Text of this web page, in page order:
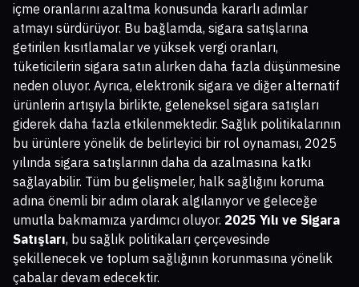
içme oranlarını azaltma konusunda kararlı adımlar
atmayı sürdürüyor. Bu bağlamda, sigara satışlarına
getirilen kısıtlamalar ve yüksek vergi oranları,
tüketicilerin sigara satın alırken daha fazla düşünmesine
neden oluyor. Ayrıca, elektronik sigara ve diğer alternatif
ürünlerin artışıyla birlikte, geleneksel sigara satışları
giderek daha fazla etkilenmektedir. Sağlık politikalarının
bu ürünlere yönelik de belirleyici bir rol oynaması, 2025
yılında sigara satışlarının daha da azalmasına katkı
sağlayabilir. Tüm bu gelişmeler, halk sağlığını koruma
adına önemli bir adım olarak algılanıyor ve geleceğe
umutla bakmamıza yardımcı oluyor. 2025 Yılı ve Sigara
Satışları, bu sağlık politikaları çerçevesinde
şekillenecek ve toplum sağlığının korunmasına yönelik
çabalar devam edecektir.